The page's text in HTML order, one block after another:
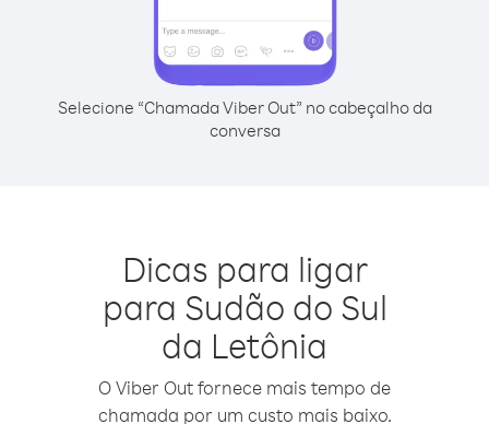
Selecione “Chamada Viber Out” no cabeçalho da
conversa
Dicas para ligar
para Sudão do Sul
da Letônia
O Viber Out fornece mais tempo de
chamada por um custo mais baixo.